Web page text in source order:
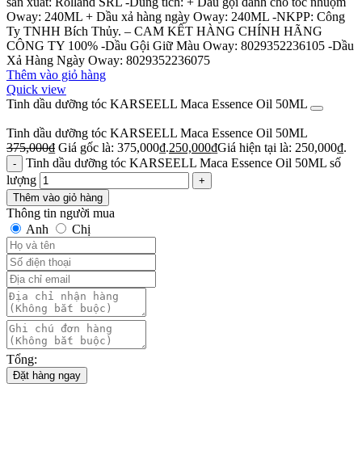
Oway: 240ML + Dầu xả hàng ngày Oway: 240ML -NKPP: Công
Ty TNHH Bích Thủy. – CAM KẾT HÀNG CHÍNH HÃNG
CÔNG TY 100% -Dầu Gội Giữ Màu Oway: 8029352236105 -Dầu
Xả Hàng Ngày Oway: 8029352236075
Thêm vào giỏ hàng
Quick view
Tinh dầu dưỡng tóc KARSEELL Maca Essence Oil 50ML
Tinh dầu dưỡng tóc KARSEELL Maca Essence Oil 50ML
375,000₫ Giá gốc là: 375,000₫.250,000₫Giá hiện tại là: 250,000₫.
Tinh dầu dưỡng tóc KARSEELL Maca Essence Oil 50ML số
lượng
Thêm vào giỏ hàng
Thông tin người mua
Anh
Chị
Tổng:
Đặt hàng ngay